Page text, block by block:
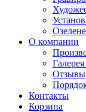
О компании
Отзывы
Контакты
Корзина